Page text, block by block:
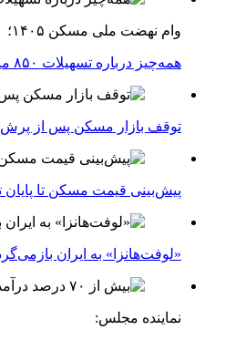
وام نهضت ملی مسکن ۱۴۰۵؛
همه‌چیز درباره تسهیلات ۸۵۰ میلیونی
توقف بازار مسکن پس از پرش
پیش‌بینی قیمت مسکن تا پایان
«لوفت‌هانزا» به ایران
نماینده مجلس: